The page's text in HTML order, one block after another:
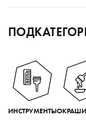
ИНСТРУМЕНТЫ